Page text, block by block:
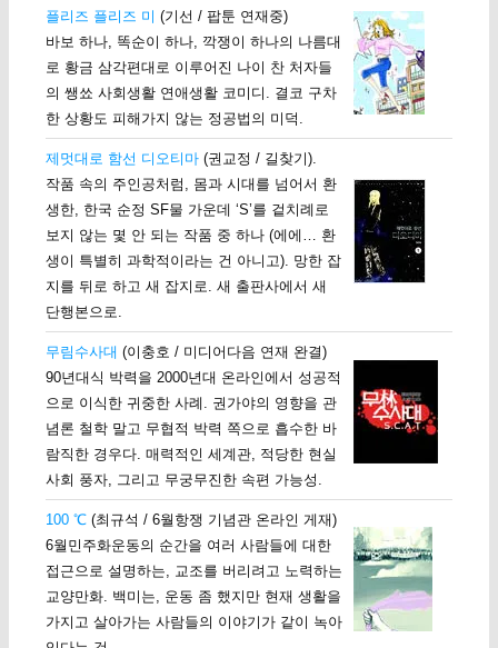
플리즈 플리즈 미 (기선 / 팝툰 연재중)
바보 하나, 똑순이 하나, 깍쟁이 하나의 나름대
로 황금 삼각편대로 이루어진 나이 찬 처자들
의 쌩쑈 사회생활 연애생활 코미디. 결코 구차
한 상황도 피해가지 않는 정공법의 미덕.
제멋대로 함선 디오티마(권교정 / 길찾기).
작품 속의 주인공처럼, 몸과 시대를 넘어서 환
생한, 한국 순정 SF물 가운데 ‘S’를 겉치례로
보지 않는 몇 안 되는 작품 중 하나 (에에… 환
생이 특별히 과학적이라는 건 아니고). 망한 잡
지를 뒤로 하고 새 잡지로. 새 출판사에서 새
단행본으로.
무림수사대 (이충호 / 미디어다음 연재 완결)
90년대식 박력을 2000년대 온라인에서 성공적
으로 이식한 귀중한 사례. 권가야의 영향을 관
념론 철학 말고 무협적 박력 쪽으로 흡수한 바
람직한 경우다. 매력적인 세계관, 적당한 현실
사회 풍자, 그리고 무궁무진한 속편 가능성.
100 ℃(최규석 / 6월항쟁 기념관 온라인 게재)
6월민주화운동의 순간을 여러 사람들에 대한
접근으로 설명하는, 교조를 버리려고 노력하는
교양만화. 백미는, 운동 좀 했지만 현재 생활을
가지고 살아가는 사람들의 이야기가 같이 녹아